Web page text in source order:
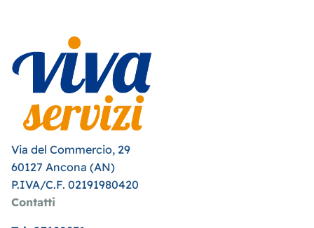
Via del Commercio, 29
60127 Ancona (AN)
P.IVA/C.F. 02191980420
Contatti